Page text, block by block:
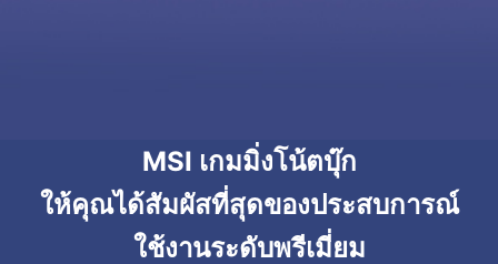
MSI เกมมิ่งโน้ตบุ๊ก
ให้คุณได้สัมผัสที่สุดของประสบการณ์
ใช้งานระดับพรีเมี่ยม